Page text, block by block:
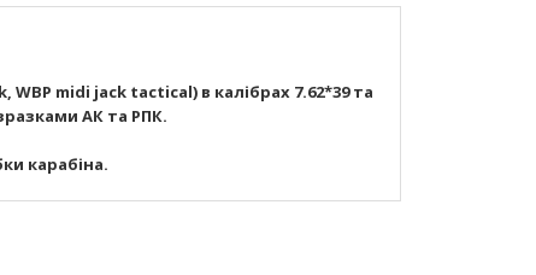
midi jack tactical) в калібрах 7.62*39 та
АК та РПК.
карабіна.